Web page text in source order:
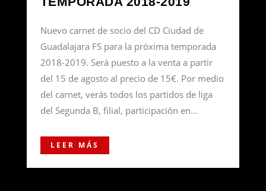
Nuevo carnet de socio del CD Ciudad de
Guadalajara FS para la próxima temporada
2018-2019. Será puesto a la venta a partir
del 15 de agosto al precio de 15€. Por medio
del carnet, verás todos los partidos de liga
del Segunda B, filial, participación en...
LEER MÁS